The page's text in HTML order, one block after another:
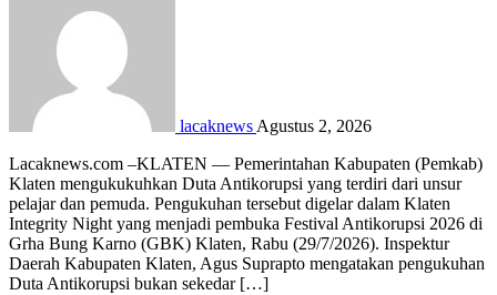
lacaknews Agustus 2, 2026
Lacaknews.com –KLATEN — Pemerintahan Kabupaten (Pemkab)
Klaten mengukukuhkan Duta Antikorupsi yang terdiri dari unsur
pelajar dan pemuda. Pengukuhan tersebut digelar dalam Klaten
Integrity Night yang menjadi pembuka Festival Antikorupsi 2026 di
Grha Bung Karno (GBK) Klaten, Rabu (29/7/2026). Inspektur
Daerah Kabupaten Klaten, Agus Suprapto mengatakan pengukuhan
Duta Antikorupsi bukan sekedar […]